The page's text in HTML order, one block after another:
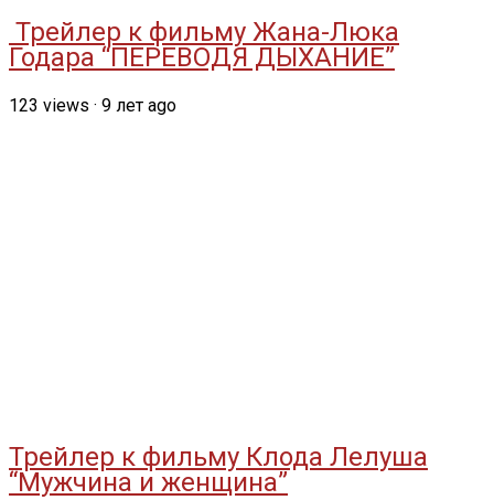
Трейлер к фильму Жана-Люка
Годара “ПЕРЕВОДЯ ДЫХАНИЕ”
123 views · 9 лет ago
Трейлер к фильму Клода Лелуша
“Мужчина и женщина”